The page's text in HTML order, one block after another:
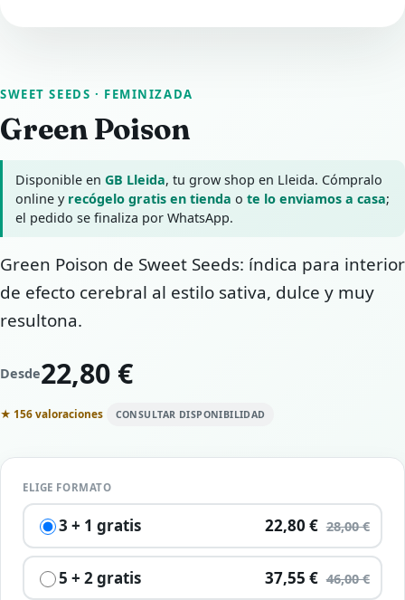
SWEET SEEDS · FEMINIZADA
Green Poison
Disponible enGB Lleida, tu grow shop en Lleida. Cómpralo
online y recógelo gratis en tienda ote lo enviamos a casa;
el pedido se finaliza por WhatsApp.
Green Poison de Sweet Seeds: índica para interior
de efecto cerebral al estilo sativa, dulce y muy
resultona.
Desde22,80 €
★ 156 valoraciones CONSULTAR DISPONIBILIDAD
ELIGE FORMATO
3 + 1 gratis 22,80 € 28,00 €
5 + 2 gratis 37,55 € 46,00 €